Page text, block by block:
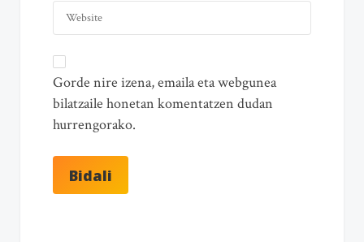
Gorde nire izena, emaila eta webgunea
bilatzaile honetan komentatzen dudan
hurrengorako.